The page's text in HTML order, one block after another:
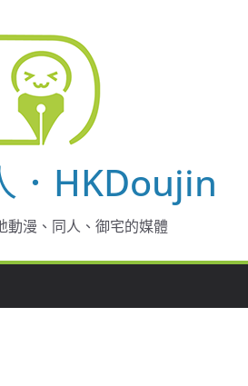
．HKDoujin
動漫、同人、御宅的媒體